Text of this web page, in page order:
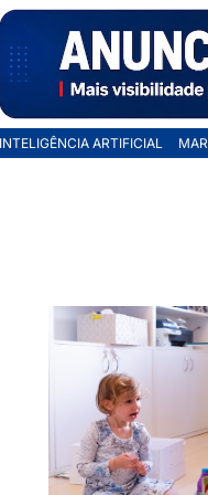
INTELIGÊNCIA ARTIFICIAL